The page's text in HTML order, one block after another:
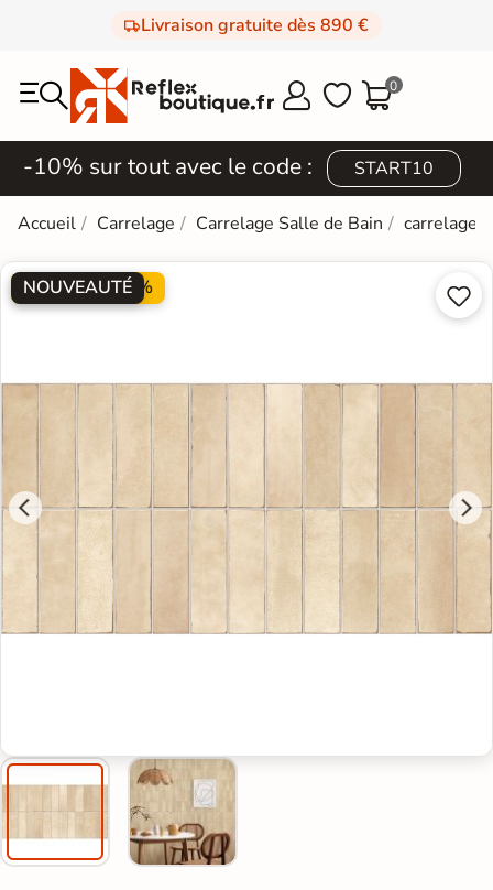
Livraison gratuite dès 890 €
  0
-10% sur tout avec le code : START10
Accueil Carrelage Carrelage Salle de Bain carrelage
PROMO -20%
NOUVEAUTÉ 
